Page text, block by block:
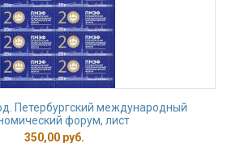
Петербургский международный
форум, лист
350,00 руб.